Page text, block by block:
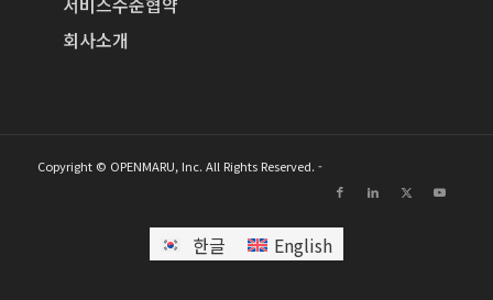
회사소개
Copyright © OPENMARU, Inc. All Rights Reserved. -
한글 English